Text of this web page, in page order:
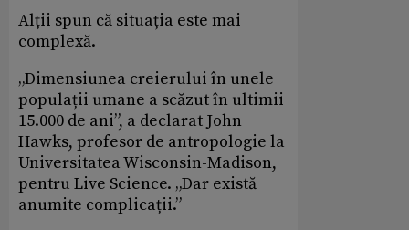
Alții spun că situația este mai
complexă.
„Dimensiunea creierului în unele
populații umane a scăzut în ultimii
15.000 de ani”, a declarat John
Hawks, profesor de antropologie la
Universitatea Wisconsin-Madison,
pentru Live Science. „Dar există
anumite complicații.”